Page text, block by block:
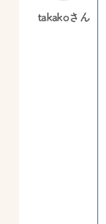
takakoさん